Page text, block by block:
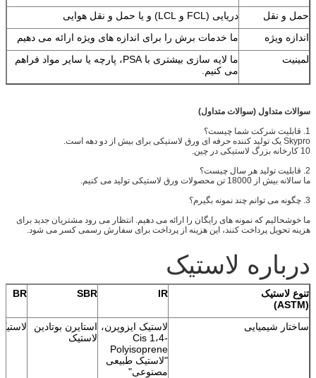
حمل و نقل
دریایی (FCL و LCL) و یا حمل و نقل هوایی
اندازه ویژه
ما خدمات برش را برای اندازه های ویژه ارائه می دهیم
لمینیت
ما لایه سازی بیشتری با PSA، پارچه یا سایر مواد فراهم
می کنیم.
سوالات متداول (سوالات متداول)
1. قابلیت شرکت شما چیست؟
Skypro یک تولید کننده حرفه ای ورق لاستیکی برای بیش از دو دهه است.
10 کارخانه بزرگ لاستیکی در چین.
2. قابلیت تولید هر سال چیست؟
ما سالانه بیش از 18000 تن محصولات ورق لاستیکی تولید می کنیم.
3. چگونه می توانم چند نمونه بگیرم؟
ما خوشحالیم که نمونه های رایگان را ارائه می دهیم. انتظار می رود مشتریان جدید برای
هزینه تحویل پرداخت کنند، این هزینه از پرداخت برای سفارش رسمی کسر می شود.
درباره لاستیک
تنوع لاستیک
(ASTM)
IR
SBR
BR
ساختار شیمیایی
لاستیک ایزوپرن،
Cis 1،4-
Polyisoprene
"لاستیک طبیعی
مصنوعی"
استایرن بوتادین
لاستیک